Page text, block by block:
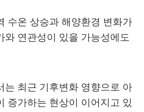
수온 상승과 해양환경 변화가
와 연관성이 있을 가능성에도
는 최근 기후변화 영향으로 아
증가하는 현상이 이어지고 있